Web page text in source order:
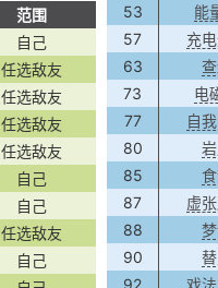
53
能
57
充
63
73
电
77
自
80
85
87
虚
88
90
92
戏
范围
自己
任选敌友
任选敌友
任选敌友
任选敌友
自己
自己
任选敌友
自己